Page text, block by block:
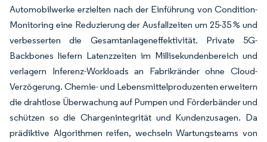
Automobilwerke erzielten nach der Einführung von Condition-
Monitoring eine Reduzierung der Ausfallzeiten um 25-35 % und
verbesserten die Gesamtanlageneffektivität. Private 5G-
Backbones liefern Latenzzeiten im Millisekundenbereich und
verlagern Inferenz-Workloads an Fabrikränder ohne Cloud-
Verzögerung. Chemie- und Lebensmittelproduzenten erweitern
die drahtlose Überwachung auf Pumpen und Förderbänder und
schützen so die Chargenintegrität und Kundenzusagen. Da
prädiktive Algorithmen reifen, wechseln Wartungsteams von